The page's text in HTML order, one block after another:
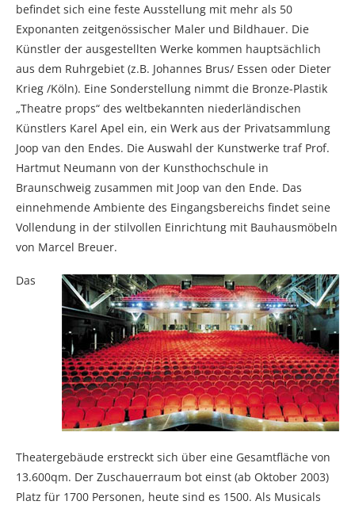
befindet sich eine feste Ausstellung mit mehr als 50
Exponanten zeitgenössischer Maler und Bildhauer. Die
Künstler der ausgestellten Werke kommen hauptsächlich
aus dem Ruhrgebiet (z.B. Johannes Brus/ Essen oder Dieter
Krieg /Köln). Eine Sonderstellung nimmt die Bronze-Plastik
„Theatre props“ des weltbekannten niederländischen
Künstlers Karel Apel ein, ein Werk aus der Privatsammlung
Joop van den Endes. Die Auswahl der Kunstwerke traf Prof.
Hartmut Neumann von der Kunsthochschule in
Braunschweig zusammen mit Joop van den Ende. Das
einnehmende Ambiente des Eingangsbereichs findet seine
Vollendung in der stilvollen Einrichtung mit Bauhausmöbeln
von Marcel Breuer.
Das
Theatergebäude erstreckt sich über eine Gesamtfläche von
13.600qm. Der Zuschauerraum bot einst (ab Oktober 2003)
Platz für 1700 Personen, heute sind es 1500. Als Musicals